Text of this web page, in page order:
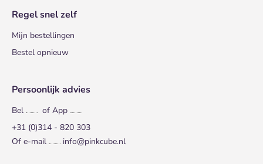
Regel snel zelf
Mijn bestellingen
Bestel opnieuw
Persoonlijk advies
Bel
of App
+31 (0)314 - 820 303
Of e-mail
info@pinkcube.nl